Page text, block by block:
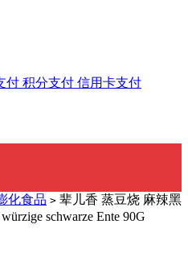
付 积分支付 信用卡支付
化食品 > 辈儿香 蒸豆烧 麻辣黑
schwarze Ente 90G